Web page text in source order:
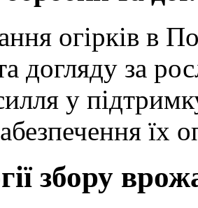
огірків в
догляду за
у
їх
збору